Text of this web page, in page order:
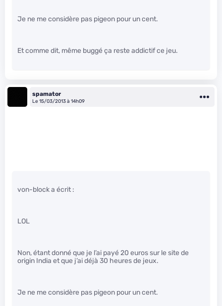
Je ne me considère pas pigeon pour un cent.
Et comme dit, même buggé ça reste addictif ce jeu.
spamator
Le 15/03/2013 à 14h09
von-block a écrit :
LOL
Non, étant donné que je l’ai payé 20 euros sur le site de
origin India et que j’ai déjà 30 heures de jeux.
Je ne me considère pas pigeon pour un cent.